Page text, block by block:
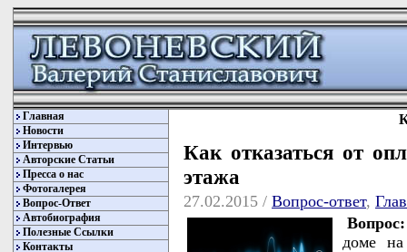
Главная
Новости
Интервью
Авторские Статьи
Пресса о нас
Фотогалерея
Вопрос-Ответ
Автобиография
Полезные Ссылки
Контакты
Как отказаться от
этажа
27.02.2015 / Вопрос-ответ,
Вопрос:
доме